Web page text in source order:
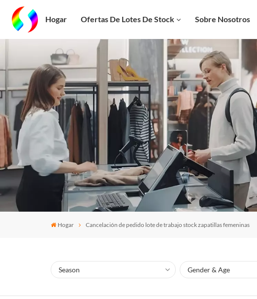
Hogar Ofertas De Lotes De Stock Sobre Nosotros
Hogar Cancelación de pedido lote de trabajo stock zapatillas femeninas